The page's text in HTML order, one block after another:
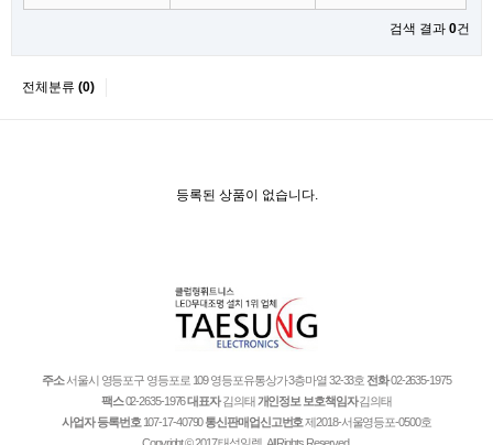
검색 결과 0건
전체분류 (0)
등록된 상품이 없습니다.
주소서울시 영등포구 영등포로 109 영등포유통상가 3층마열 32-33호 전화02-2635-1975
팩스02-2635-1976대표자김의태 개인정보 보호책임자김의태
사업자 등록번호107-17-40790통신판매업신고번호제2018-서울영등포-0500호
Copyright © 2017 태성일렉. All Rights Reserved.